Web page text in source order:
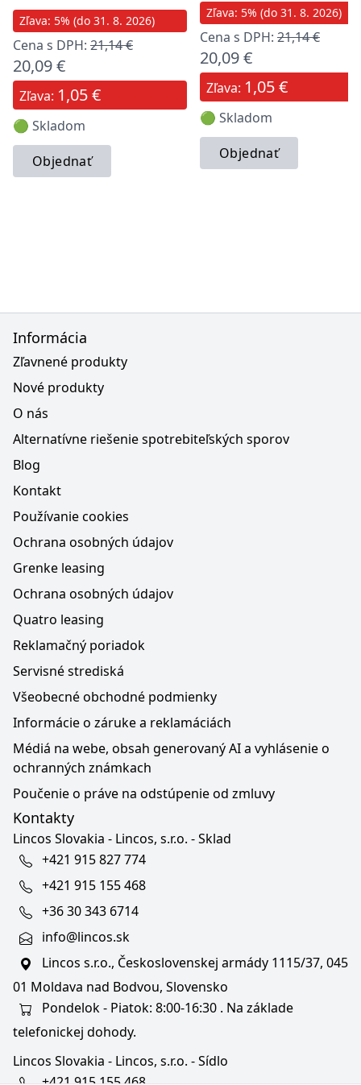
Zľava: 5% (do 31. 8. 2026)
Cena s DPH: 21,14 €
20,09 €
Zľava: 1,05 €
🟢 Skladom
Objednať
Zľava: 5% (do 31. 8. 2026)
Cena s DPH: 21,14 €
20,09 €
Zľava: 1,05 €
🟢 Skladom
Objednať
Informácia
Zľavnené produkty
Nové produkty
O nás
Alternatívne riešenie spotrebiteľských sporov
Blog
Kontakt
Používanie cookies
Ochrana osobných údajov
Grenke leasing
Ochrana osobných údajov
Quatro leasing
Reklamačný poriadok
Servisné strediská
Všeobecné obchodné podmienky
Informácie o záruke a reklamáciách
Médiá na webe, obsah generovaný AI a vyhlásenie o
ochranných známkach
Poučenie o práve na odstúpenie od zmluvy
Kontakty
Lincos Slovakia - Lincos, s.r.o. - Sklad
+421 915 827 774
+421 915 155 468
+36 30 343 6714
info@lincos.sk
Lincos s.r.o., Československej armády 1115/37, 045
01 Moldava nad Bodvou, Slovensko
Pondelok - Piatok: 8:00-16:30 . Na základe
telefonickej dohody.
Lincos Slovakia - Lincos, s.r.o. - Sídlo